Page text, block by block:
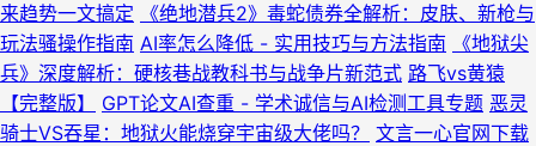
来趋势一文搞定
《绝地潜兵2》毒蛇债券全解析：皮肤、新枪与
玩法骚操作指南 AI率怎么降低 - 实用技巧与方法指南
《地狱尖
兵》深度解析：硬核巷战教科书与战争片新范式 路飞vs黄猿
【完整版】
GPT论文AI查重 - 学术诚信与AI检测工具专题 恶灵
骑士VS吞星：地狱火能烧穿宇宙级大佬吗？
文言一心官网下载